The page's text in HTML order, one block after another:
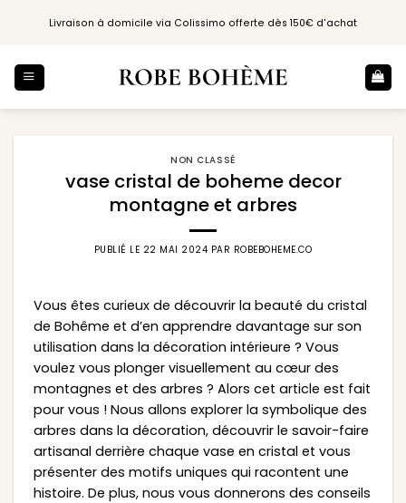
Livraison à domicile via Colissimo offerte dès 150€ d'achat
NON CLASSÉ
vase cristal de boheme decor
montagne et arbres
PUBLIÉ LE 22 MAI 2024 PAR ROBEBOHEME.CO
Vous êtes curieux de découvrir la beauté du cristal
de Bohême et d’en apprendre davantage sur son
utilisation dans la décoration intérieure ? Vous
voulez vous plonger visuellement au cœur des
montagnes et des arbres ? Alors cet article est fait
pour vous ! Nous allons explorer la symbolique des
arbres dans la décoration, découvrir le savoir-faire
artisanal derrière chaque vase en cristal et vous
présenter des motifs uniques qui racontent une
histoire. De plus, nous vous donnerons des conseils